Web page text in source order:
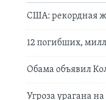
США: рекордная
12 погибших,
Обама объявил
Угроза урагана